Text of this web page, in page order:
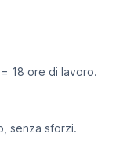
18 ore di lavoro.
senza sforzi.